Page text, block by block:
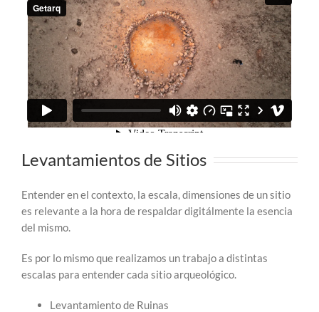
Levantamientos de Sitios
Entender en el contexto, la escala, dimensiones de un sitio
es relevante a la hora de respaldar digitálmente la esencia
del mismo.
Es por lo mismo que realizamos un trabajo a distintas
escalas para entender cada sitio arqueológico.
Levantamiento de Ruinas